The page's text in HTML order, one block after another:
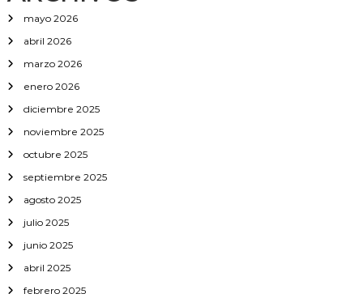
e
o
e
s
r
d
n
a
o
mayo 2026
abril 2026
marzo 2026
enero 2026
diciembre 2025
noviembre 2025
octubre 2025
septiembre 2025
agosto 2025
julio 2025
junio 2025
abril 2025
febrero 2025